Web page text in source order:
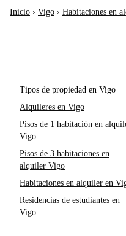
Inicio › Vigo › Habitaciones en
Tipos de propiedad en Vigo
Alquileres en Vigo
Pisos de 1 habitación en
Vigo
Pisos de 3 habitaciones en
alquiler Vigo
Habitaciones en alquiler en
Residencias de estudiantes en
Vigo